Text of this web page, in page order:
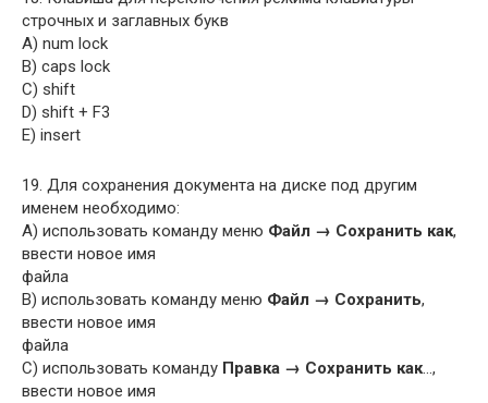
строчных и заглавных букв
A) num lock
B) caps lock
C) shift
D) shift + F3
E) insert
19. Для сохранения документа на диске под другим
именем необходимо:
A) использовать команду меню Файл → Сохранить как,
ввести новое имя
файла
B) использовать команду меню Файл → Сохранить,
ввести новое имя
файла
C) использовать команду Правка → Сохранить как…,
ввести новое имя